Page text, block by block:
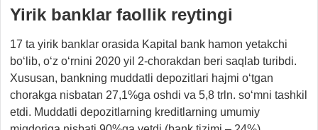
Yirik banklar faollik reytingi
17 ta yirik banklar orasida Kapital bank hamon yetakchi
bo‘lib, o‘z o‘rnini 2020 yil 2-chorakdan beri saqlab turibdi.
Xususan, bankning muddatli depozitlari hajmi o‘tgan
chorakga nisbatan 27,1%ga oshdi va 5,8 trln. so‘mni tashkil
etdi. Muddatli depozitlarning kreditlarning umumiy